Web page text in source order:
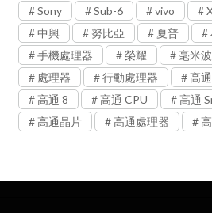
Sony
Sub-6 vivo
中興
努比亞 夏普
手機處理器
榮耀 毫米波
處理器
行動處理器 高通
高通 8
高通 CPU
高通
高通晶片
高通處理器